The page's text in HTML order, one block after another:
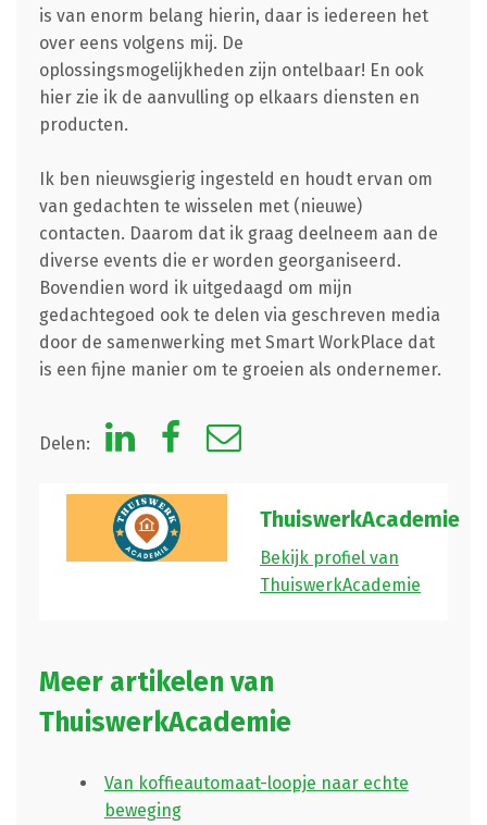
is van enorm belang hierin, daar is iedereen het
over eens volgens mij. De
oplossingsmogelijkheden zijn ontelbaar! En ook
hier zie ik de aanvulling op elkaars diensten en
producten.
Ik ben nieuwsgierig ingesteld en houdt ervan om
van gedachten te wisselen met (nieuwe)
contacten. Daarom dat ik graag deelneem aan de
diverse events die er worden georganiseerd.
Bovendien word ik uitgedaagd om mijn
gedachtegoed ook te delen via geschreven media
door de samenwerking met Smart WorkPlace dat
is een fijne manier om te groeien als ondernemer.
Delen:
ThuiswerkAcademie
Bekijk profiel van
ThuiswerkAcademie
Meer artikelen van
ThuiswerkAcademie
Van koffieautomaat-loopje naar echte
beweging